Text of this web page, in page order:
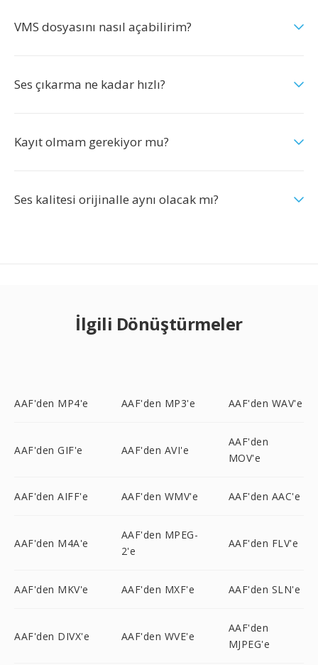
VMS dosyasını nasıl açabilirim?
Ses çıkarma ne kadar hızlı?
Kayıt olmam gerekiyor mu?
Ses kalitesi orijinalle aynı olacak mı?
İlgili Dönüştürmeler
AAF'den MP4'e AAF'den MP3'e AAF'den WAV'e
AAF'den GIF'e AAF'den AVI'e
AAF'den
MOV'e
AAF'den AIFF'e AAF'den WMV'e AAF'den AAC'e
AAF'den M4A'e
AAF'den MPEG-
2'e
AAF'den FLV'e
AAF'den MKV'e AAF'den MXF'e AAF'den SLN'e
AAF'den DIVX'e AAF'den WVE'e
AAF'den
MJPEG'e